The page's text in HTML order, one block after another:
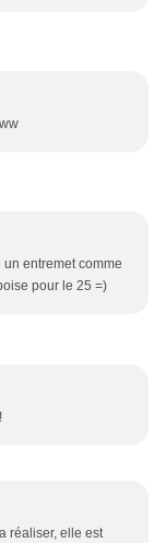
entremet comme
pour le 25 =)
réaliser, elle est